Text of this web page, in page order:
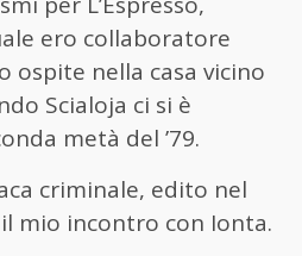
ero collaboratore
ospite nella casa vicino
Scialoja ci si è
metà del ’79.
criminale, edito nel
mio incontro con Ionta.